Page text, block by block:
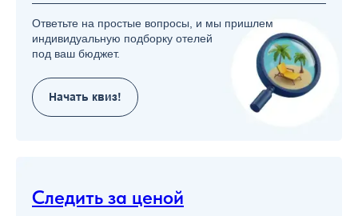
Ответьте на простые вопросы, и мы пришлем
индивидуальную подборку отелей
под ваш бюджет.
Начать квиз!
Следить за ценой